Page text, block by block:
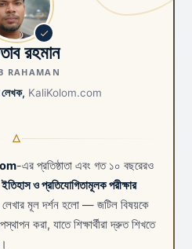
রহমান
RAHAMAN
লেখক, KaliKolom.com
-এর প্রতিষ্ঠাতা এবং গত ১০ বছরেরও
ইতিহাস ও প্রতিযোগিতামূলক পরীক্ষার
মূল দর্শন হলো — জটিল বিষয়কে
করা, যাতে শিক্ষার্থীরা দ্রুত শিখতে